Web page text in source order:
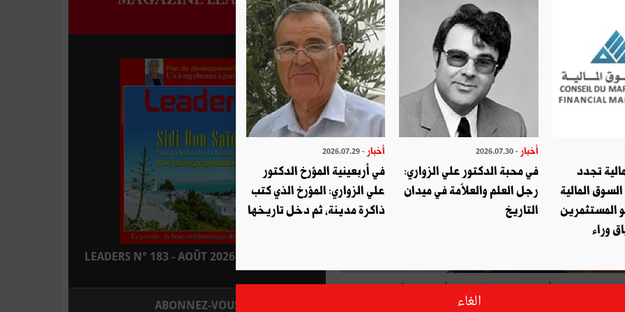
خبر اعتصام أو حواجز على الطرقات، أوتعطيلا لأنشطة قطاع
LEADERS N° 183 - AOÛT 2026 : EN KIOSQUE
ABONNEZ-VOUS
تجدد
المالية
المستثمرين
وراء
أخبار - 2026.07.30
في محبة الدكتور علي الزواري:
رجل العلم والعلاّمة في ميدان
التاريخ
أخبار - 2026.07.29
في أربعينية المؤرخ الدكتور
علي الزواري: المؤرخ الذي كتب
ذاكرة مدينة، ثم دخل تاريخها
الغاء